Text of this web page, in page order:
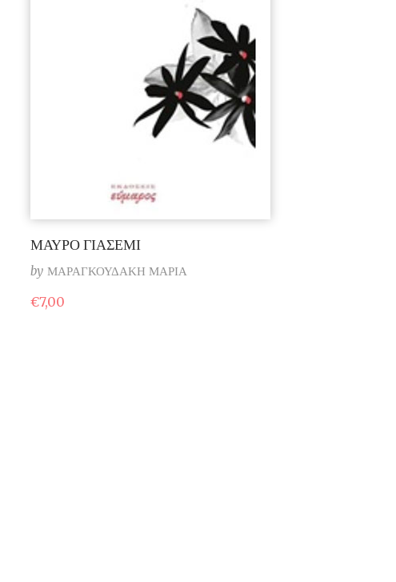
ΜΑΥΡΟ ΓΙΑΣΕΜΙ
by ΜΑΡΑΓΚΟΥΔΑΚΗ ΜΑΡΙΑ
€7,00